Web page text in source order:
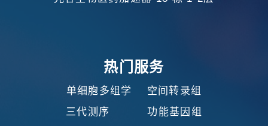
热门服务
单细胞多组学 空间转录组
三代测序 功能基因组